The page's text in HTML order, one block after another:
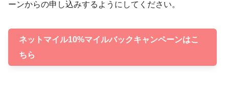
ーンからの申し込みするようにしてください。
ネットマイル10%マイルバックキャンペーンはこ
ちら